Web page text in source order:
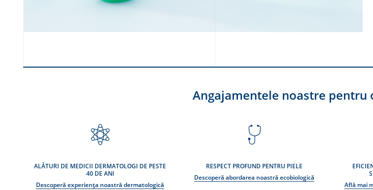
Angajamentele noastre pentru
ALĂTURI DE MEDICII DERMATOLOGI DE PESTE
40 DE ANI
Descoperă experiența noastră dermatologică
RESPECT PROFUND PENTRU PIELE
Descoperă abordarea noastră ecobiologică
Află mai